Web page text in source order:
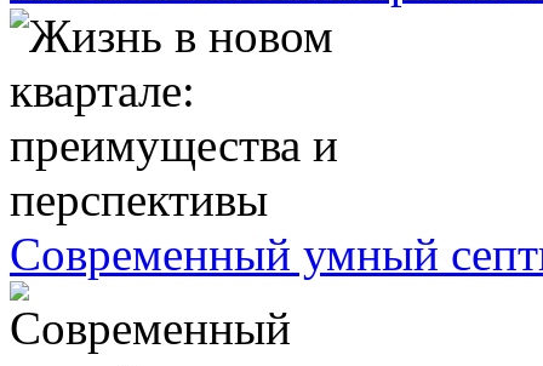
Современный умный